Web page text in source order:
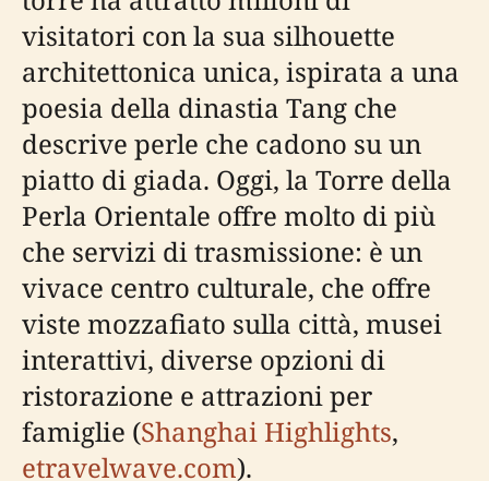
visitatori con la sua silhouette
architettonica unica, ispirata a una
poesia della dinastia Tang che
descrive perle che cadono su un
piatto di giada. Oggi, la Torre della
Perla Orientale offre molto di più
che servizi di trasmissione: è un
vivace centro culturale, che offre
viste mozzafiato sulla città, musei
interattivi, diverse opzioni di
ristorazione e attrazioni per
famiglie (Shanghai Highlights,
etravelwave.com).